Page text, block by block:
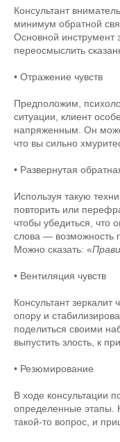
Консультант
минимум обратной
Основной инструмент
переосмыслить
• Отражение чувств
Предположим,
ситуации, клиент
напряженным. Он
что вы сильно
• Развернутая
Используя такую
повторить или
чтобы убедиться, что
слова — возможность
Можно сказать: «
• Вентиляция чувств
Консультант зеркалит
опору и
поделиться своими
выпустить злость, к
• Резюмирование
В ходе консультации
определенные этапы.
такой-то вопрос, и